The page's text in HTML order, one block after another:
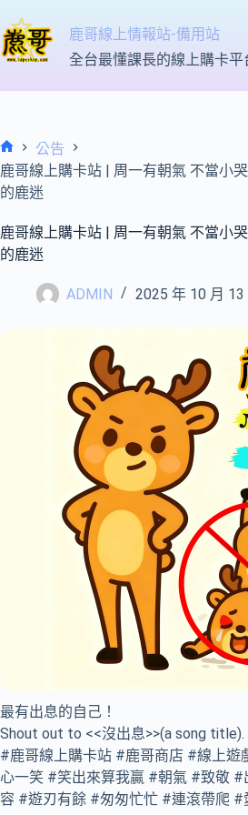
至
主
鹿哥線上情報站-備用站
全台最懂課長的線上購卡平
首
頁
公告
鹿哥線上購卡站 | 周一有朝氣 不當小
的鹿迷
鹿哥線上購卡站 | 周一有朝氣 不當小
的鹿迷
ADMIN 2025 年 10 月 13
最有出息的自己！
Shout out to <<沒出息>>(a song title).
#鹿哥線上購卡站 #鹿哥商店 #線上遊
心一笑 #笑出來算我贏 #朝氣 #致敬 #
容 #遊刃有餘 #匆匆忙忙 #連滾帶爬